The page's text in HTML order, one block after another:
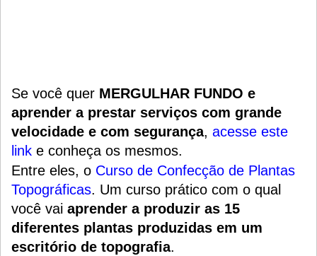
Se você quer MERGULHAR FUNDO e
aprender a prestar serviços com grande
velocidade e com segurança, acesse este
link e conheça os mesmos.
Entre eles, o Curso de Confecção de Plantas
Topográficas. Um curso prático com o qual
você vai aprender a produzir as 15
diferentes plantas produzidas em um
escritório de topografia.